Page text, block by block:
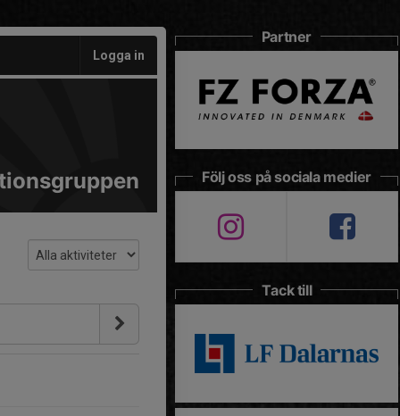
Logga in
Partner
Följ oss på sociala medier
Tack till